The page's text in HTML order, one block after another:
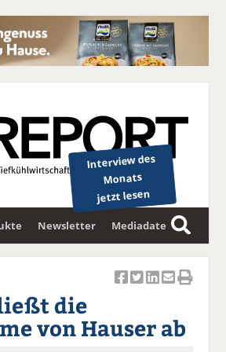
Interview des
Monats
jetzt lesen
Newsletter Mediadaten
S
u
c
k k k k k
die
von Hauser ab